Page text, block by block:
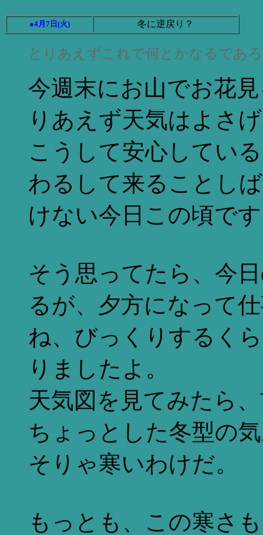
●4月7日(火) 冬に逆戻り？
とりあえずこれで何とかなるであ
今週末にお山でお花
りあえず天気はよさ
こうして安心してい
わるして来ることし
けない今日この頃で
そう思ってたら、今
るが、夕方になって
ね、びっくりするく
りましたよ。
天気図を見てみたら
ちょっとした冬型の
そりゃ寒いわけだ。
もっとも、この寒さ